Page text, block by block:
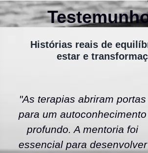
Histórias reais de
estar e
"As terapias abriram portas
para um autoconhecimento
profundo. A mentoria foi
essencial para desenvolver